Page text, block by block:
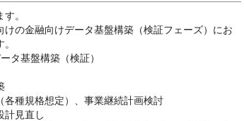
。
けの金融向けデータ基盤構築（検証フェーズ）にお
タ基盤構築（検証）
各種規格想定）、事業継続計画検討
計見直し